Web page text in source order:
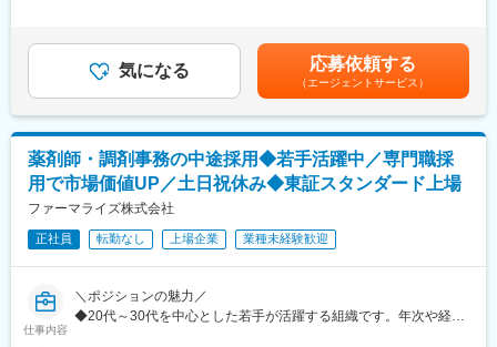
営業部内の営業企画部門に配属されます。
チームワークを重視し、互いにサポートし合う風土が根付いてい
■当社について：
当社は1950年に設立され、医薬品、医薬部外品、基礎化粧品、健
康食品などの開発・販売を行っています。
「模倣せず、一歩前進した医薬品を創生し、効きめを創り、効き
めで奉仕する」という創薬理念のもと、独創的な医薬品の開発に
取り組んでいます。
また、社員一人ひとりの成長を大切にし、充実した研修制度やキ
ャリアアップの機会を提供しています。
変更の範囲：会社の定める業務
導入研修・OJTを通じて仕事を学びます。入社後は2～3カ月間は
OJTで知識をつけていただき、早ければ2～3カ月、遅ければ半年
で一人立ちとなる想定です。製品についての勉強会なども営業所
経験であってもご安心ください。
■組織構成：
下記製品等を扱っておりますので、いずれかの製品の担当となる
予定です。
・クリティカルケア（ 人工呼吸器、麻酔・蘇生関連製品、気管支
鏡等）
・病院設備（手術用無影灯、ICUベッド等）
・脳神経外科（圧可変式シャントバルブ等）
・産婦人科（分娩後バルーン、不妊治療関連製品等）
・サージカルデバイス（電気メス、超音波メス等）
経験・スキル考慮の上決定します。賃金はあくまでも目安の金額
であり、選考を通じて上下する可能性があります。月給(月額)は固
定手当を含めた表記です。
気になる 応募依頼する
（エージェントサービス）
薬剤師・調剤事務の中途採用◆若手活躍中／専門職採
用で市場価値UP／土日祝休み◆東証スタンダード上場
ファーマライズ株式会社
正社員 転勤なし 上場企業 業種未経験歓迎
仕事内容
＼ポジションの魅力／
◆20代～30代を中心とした若手が活躍する組織です。年次や経験